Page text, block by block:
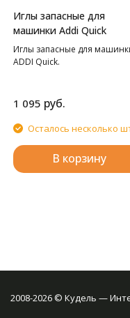
Иглы запасные для
машинки Addi Quick
Иглы запасные для
ADDI Quick.
1 095 руб.
Осталось несколько
В корзину
2008-2026 © Кудель —